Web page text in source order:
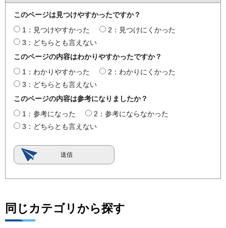
このページは見つけやすかったですか？
1：見つけやすかった
2：見つけにくかった
3：どちらとも言えない
このページの内容はわかりやすかったですか？
1：わかりやすかった
2：わかりにくかった
3：どちらとも言えない
このページの内容は参考になりましたか？
1：参考になった
2：参考にならなかった
3：どちらとも言えない
同じカテゴリから探す